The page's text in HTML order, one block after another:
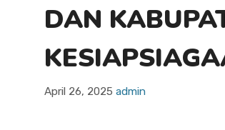
DAN
April 26, 2025 admin